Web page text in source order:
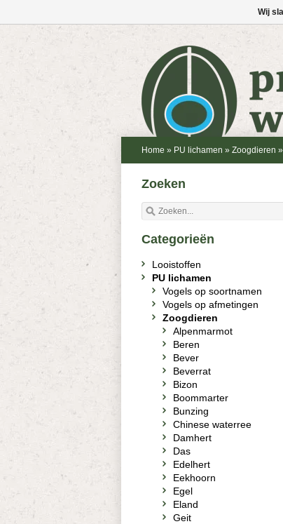
Home » PU lichamen » Zoogdieren »
Zoeken
Categorieën
Looistoffen
PU lichamen
Vogels op soortnamen
Vogels op afmetingen
Zoogdieren
Alpenmarmot
Beren
Bever
Beverrat
Bizon
Boommarter
Bunzing
Chinese waterree
Damhert
Das
Edelhert
Eekhoorn
Egel
Eland
Geit
Wij